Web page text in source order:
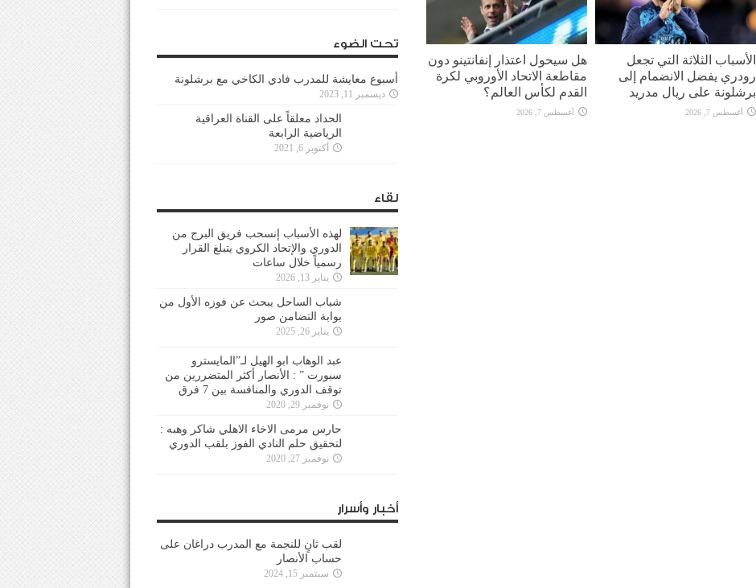
الأسباب الثلاثة التي تجعل
رودري يفضل الانضمام إلى
برشلونة على ريال مدريد
أغسطس 7, 2026
هل سيحول اعتذار إنفانتينو دون
مقاطعة الاتحاد الأوروبي لكرة
القدم لكأس العالم؟
أغسطس 7, 2026
تحت الضوء
أسبوع معايشة للمدرب فادي الكاخي مع برشلونة
ديسمبر 11, 2023
الحداد معلقاً على القناة العراقية
الرياضية الرابعة
أكتوبر 6, 2021
لقاء
لهذه الأسباب إنسحب فريق البرج من
الدوري والإتحاد الكروي يتبلغ القرار
رسمياً خلال ساعات
يناير 13, 2026
شباب الساحل يبحث عن فوزه الأول من
بوابة التضامن صور
يناير 26, 2025
عبد الوهاب ابو الهيل لـ”المايسترو
سبورت ” : الأنصار أكثر المتضررين من
توقف الدوري والمنافسة بين 7 فرق
نوفمبر 29, 2020
حارس مرمى الاخاء الاهلي شاكر وهبه :
لتحقيق حلم النادي الفوز بلقب الدوري
نوفمبر 27, 2020
أخبار وأسرار
لقب ثانٍ للنجمة مع المدرب دراغان على
حساب الأنصار
سبتمبر 15, 2024